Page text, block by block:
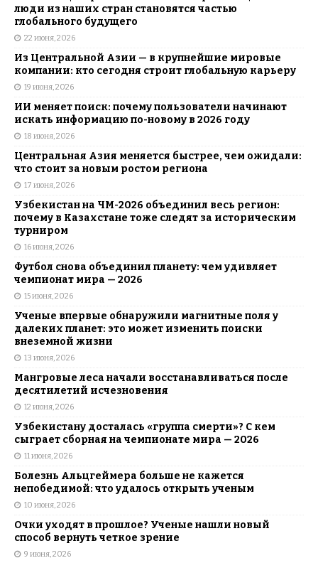
люди из наших стран становятся частью
глобального будущего
22 июня, 2026
Из Центральной Азии — в крупнейшие мировые
компании: кто сегодня строит глобальную карьеру
19 июня, 2026
ИИ меняет поиск: почему пользователи начинают
искать информацию по-новому в 2026 году
18 июня, 2026
Центральная Азия меняется быстрее, чем ожидали:
что стоит за новым ростом региона
17 июня, 2026
Узбекистан на ЧМ-2026 объединил весь регион:
почему в Казахстане тоже следят за историческим
турниром
16 июня, 2026
Футбол снова объединил планету: чем удивляет
чемпионат мира — 2026
15 июня, 2026
Ученые впервые обнаружили магнитные поля у
далеких планет: это может изменить поиски
внеземной жизни
13 июня, 2026
Мангровые леса начали восстанавливаться после
десятилетий исчезновения
12 июня, 2026
Узбекистану досталась «группа смерти»? С кем
сыграет сборная на чемпионате мира — 2026
11 июня, 2026
Болезнь Альцгеймера больше не кажется
непобедимой: что удалось открыть ученым
10 июня, 2026
Очки уходят в прошлое? Ученые нашли новый
способ вернуть четкое зрение
9 июня, 2026